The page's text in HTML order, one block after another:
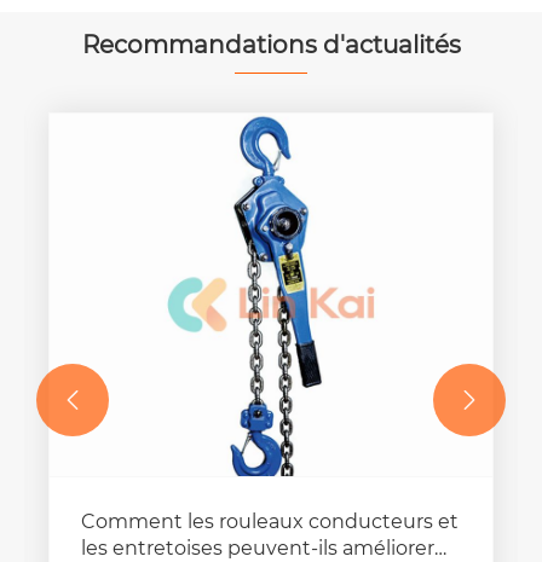
Recommandations d'actualités
Comment les rouleaux conducteurs et
les entretoises peuvent-ils améliorer
 